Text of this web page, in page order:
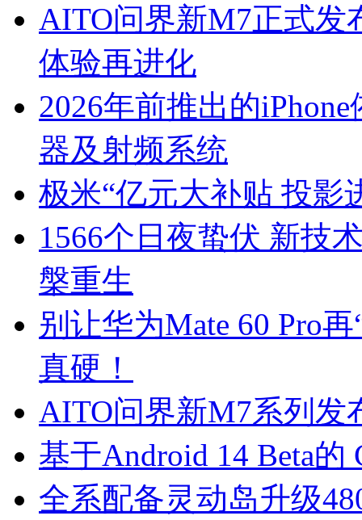
AITO问界新M7正式发
体验再进化
2026年前推出的
器及射频系统
极米“亿元大补贴 投影
1566个日夜蛰伏 新技
槃重生
别让华为Mate 60 Pro
真硬！
AITO问界新M7系列发
基于Android 14 Beta
全系配备灵动岛升级